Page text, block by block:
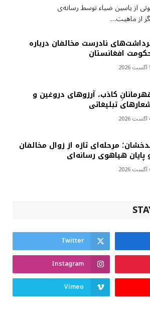
از یاسین ضیاء توسط رسانه‌ی
از ماهیت…
نادرست مخالفان درباره
افغانستان
کاذب، آرزوهای دروغین و
تبلیغاتی
مرحله‌ای تازه از زوال مخالفان
پایان هیاهوی رسانه‌ای
Twitter
Instagram
Vimeo